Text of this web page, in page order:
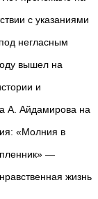
с указаниями
негласным
вышел на
и
А. Айдамирова на
«Молния в
—
жизнь